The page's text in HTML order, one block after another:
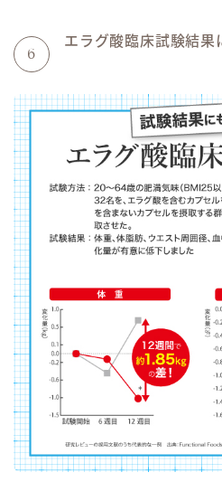
6
エラグ酸臨床試験結